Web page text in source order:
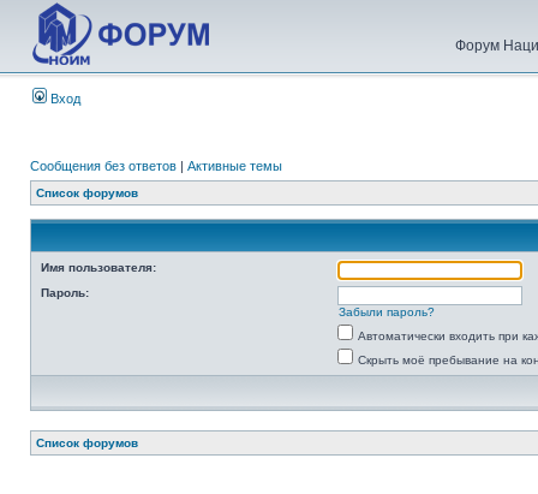
Форум
Вход
Сообщения без ответов | Активные темы
Список форумов
Имя пользователя:
Пароль:
Забыли пароль?
Автоматически входить при
Скрыть моё пребывание на
Список форумов